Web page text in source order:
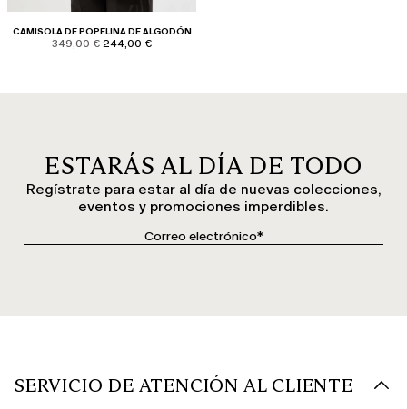
CAMISOLA DE POPELINA DE ALGODÓN
product.price.original
349,00 € product.price.sale
244,00 €
ESTARÁS AL DÍA DE TODO
Regístrate para estar al día de nuevas colecciones,
eventos y promociones imperdibles.
SERVICIO DE ATENCIÓN AL CLIENTE